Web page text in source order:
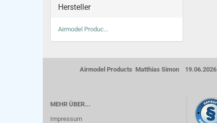
Hersteller
Airmodel Produc...
Airmodel Products Matthias Simon 19.06.2026
MEHR ÜBER...
Impressum